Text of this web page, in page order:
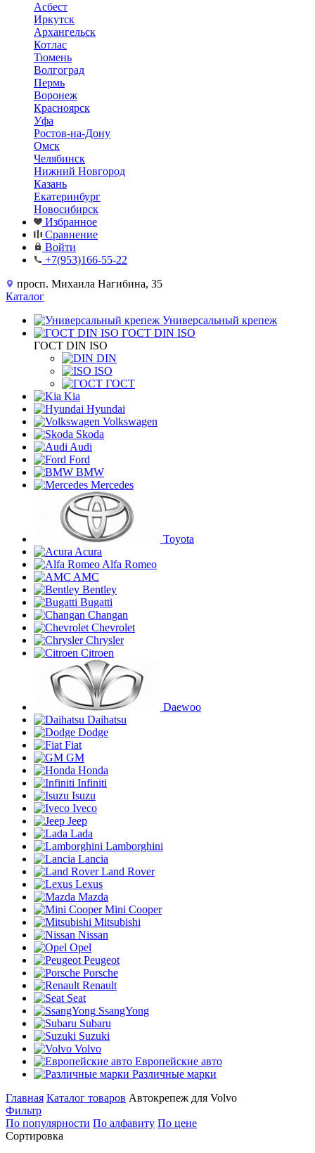
Асбест
Иркутск
Архангельск
Котлас
Тюмень
Волгоград
Пермь
Воронеж
Красноярск
Уфа
Ростов-на-Дону
Омск
Челябинск
Нижний Новгород
Казань
Екатеринбург
Новосибирск
Избранное
Сравнение
Войти
+7(953)166-55-22
просп. Михаила Нагибина, 35
Каталог
Универсальный крепеж
ГОСТ DIN ISO
ГОСТ DIN ISO
DIN
ISO
ГОСТ
Kia
Hyundai
Volkswagen
Skoda
Audi
Ford
BMW
Mercedes
Toyota
Acura
Alfa Romeo
AMC
Bentley
Bugatti
Changan
Chevrolet
Chrysler
Citroen
Daewoo
Daihatsu
Dodge
Fiat
GM
Honda
Infiniti
Isuzu
Iveco
Jeep
Lada
Lamborghini
Lancia
Land Rover
Lexus
Mazda
Mini Cooper
Mitsubishi
Nissan
Opel
Peugeot
Porsche
Renault
Seat
SsangYong
Subaru
Suzuki
Volvo
Европейские авто
Различные марки
Главная Каталог товаров Автокрепеж для Volvo
Фильтр
По популярности По алфавиту По цене
Сортировка